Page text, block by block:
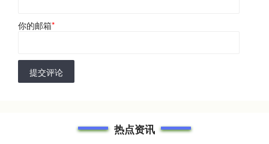
你的邮箱*
提交评论
热点资讯